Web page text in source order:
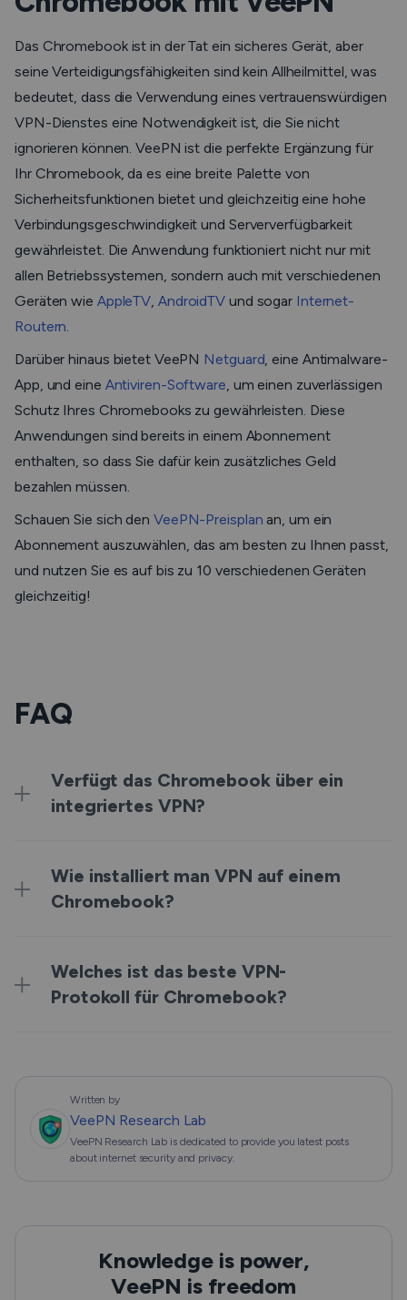
Das Chromebook ist in der Tat ein sicheres Gerät, aber
seine Verteidigungsfähigkeiten sind kein Allheilmittel, was
bedeutet, dass die Verwendung eines vertrauenswürdigen
VPN-Dienstes eine Notwendigkeit ist, die Sie nicht
ignorieren können. VeePN ist die perfekte Ergänzung für
Ihr Chromebook, da es eine breite Palette von
Sicherheitsfunktionen bietet und gleichzeitig eine hohe
Verbindungsgeschwindigkeit und Serververfügbarkeit
gewährleistet. Die Anwendung funktioniert nicht nur mit
allen Betriebssystemen, sondern auch mit verschiedenen
Geräten wie AppleTV, AndroidTV und sogar Internet-
Routern.
Darüber hinaus bietet VeePN Netguard, eine Antimalware-
App, und eine Antiviren-Software, um einen zuverlässigen
Schutz Ihres Chromebooks zu gewährleisten. Diese
Anwendungen sind bereits in einem Abonnement
enthalten, so dass Sie dafür kein zusätzliches Geld
bezahlen müssen.
Schauen Sie sich den VeePN-Preisplan an, um ein
Abonnement auszuwählen, das am besten zu Ihnen passt,
und nutzen Sie es auf bis zu 10 verschiedenen Geräten
gleichzeitig!
FAQ
Verfügt das Chromebook über ein
integriertes VPN?
Wie installiert man VPN auf einem
Chromebook?
Welches ist das beste VPN-
Protokoll für Chromebook?
Written by
VeePN Research Lab
VeePN Research Lab is dedicated to provide you latest posts
about internet security and privacy.
Knowledge is power,
VeePN is freedom